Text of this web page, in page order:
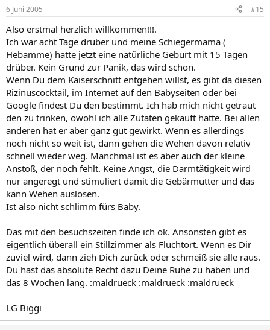
6 Juni 2005 #15
Also erstmal herzlich willkommen!!!.
Ich war acht Tage drüber und meine Schiegermama (
Hebamme) hatte jetzt eine natürliche Geburt mit 15 Tagen
drüber. Kein Grund zur Panik, das wird schon.
Wenn Du dem Kaiserschnitt entgehen willst, es gibt da diesen
Rizinuscocktail, im Internet auf den Babyseiten oder bei
Google findest Du den bestimmt. Ich hab mich nicht getraut
den zu trinken, owohl ich alle Zutaten gekauft hatte. Bei allen
anderen hat er aber ganz gut gewirkt. Wenn es allerdings
noch nicht so weit ist, dann gehen die Wehen davon relativ
schnell wieder weg. Manchmal ist es aber auch der kleine
Anstoß, der noch fehlt. Keine Angst, die Darmtätigkeit wird
nur angeregt und stimuliert damit die Gebärmutter und das
kann Wehen auslösen.
Ist also nicht schlimm fürs Baby.
Das mit den besuchszeiten finde ich ok. Ansonsten gibt es
eigentlich überall ein Stillzimmer als Fluchtort. Wenn es Dir
zuviel wird, dann zieh Dich zurück oder schmeiß sie alle raus.
Du hast das absolute Recht dazu Deine Ruhe zu haben und
das 8 Wochen lang. :maldrueck :maldrueck :maldrueck
LG Biggi